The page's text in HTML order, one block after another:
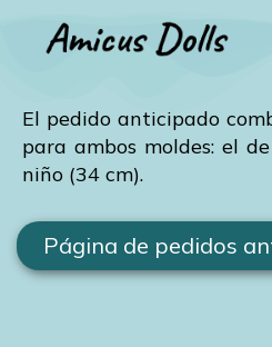
El pedido anticipado
para ambos moldes: el
niño (34 cm).
Página de pedidos